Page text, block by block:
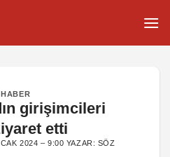
girişimcileri
etti
2024 – 9:00 YAZAR: SÖZ